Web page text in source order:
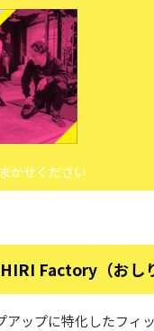
かせください
Factory（おし
アップに特化したフィ